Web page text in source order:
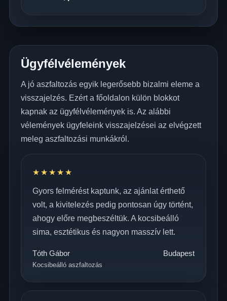
Ügyfélvélemények
A jó aszfaltozás egyik legerősebb bizalmi eleme a
visszajelzés. Ezért a főoldalon külön blokkot
kapnak az ügyfélvélemények is. Az alábbi
vélemények ügyfeleink visszajelzései az elvégzett
meleg aszfaltozási munkákról.
★★★★★
Gyors felmérést kaptunk, az ajánlat érthető
volt, a kivitelezés pedig pontosan úgy történt,
ahogy előre megbeszéltük. A kocsibeálló
sima, esztétikus és nagyon masszív lett.
Tóth Gábor
Kocsibeálló aszfaltozás
Budapest